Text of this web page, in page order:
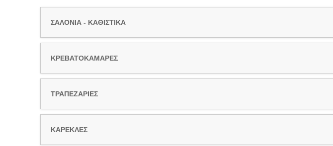
ΣΑΛΟΝΙΑ - ΚΑΘΙΣΤΙΚΑ
ΚΡΕΒΑΤΟΚΑΜΑΡΕΣ
ΤΡΑΠΕΖΑΡΙΕΣ
ΚΑΡΕΚΛΕΣ